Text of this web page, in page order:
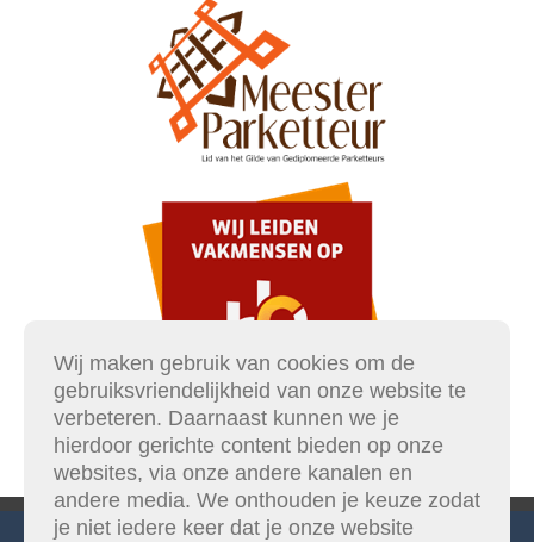
Wij maken gebruik van cookies om de
gebruiks­­vriendelijkheid van onze website te
verbeteren. Daarnaast kunnen we je
hierdoor gerichte content bieden op onze
websites, via onze andere kanalen en
andere media. We onthouden je keuze zodat
je niet iedere keer dat je onze website